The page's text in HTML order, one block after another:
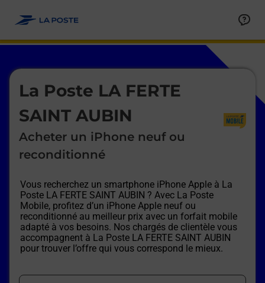
La Poste LA FERTE
SAINT AUBIN
Acheter un iPhone neuf ou
reconditionné
Vous recherchez un smartphone iPhone Apple à La
Poste LA FERTE SAINT AUBIN ? Avec La Poste
Mobile, profitez d’un iPhone Apple neuf ou
reconditionné au meilleur prix avec un forfait mobile
adapté à vos besoins. Nos chargés de clientèle vous
accompagnent à La Poste LA FERTE SAINT AUBIN
pour trouver l’offre qui vous correspond le mieux.
Le lien s'ouvre dans un nouvel onglet